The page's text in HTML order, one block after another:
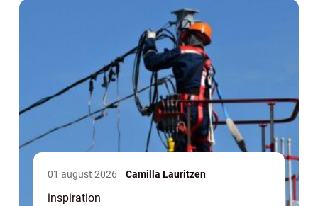
01 august 2026 Camilla Lauritzen
inspiration